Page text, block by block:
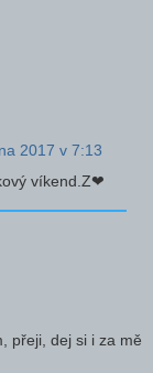
2017 v 7:13
víkend.Z❤
přeji, dej si i za mě